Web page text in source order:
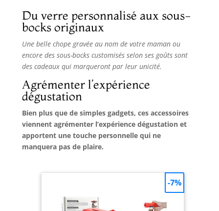
Du verre personnalisé aux sous-
bocks originaux
Une belle chope gravée au nom de votre maman ou
encore des sous-bocks customisés selon ses goûts sont
des cadeaux qui marqueront par leur unicité.
Agrémenter l’expérience
dégustation
Bien plus que de simples gadgets, ces accessoires
viennent agrémenter l’expérience dégustation et
apportent une touche personnelle qui ne
manquera pas de plaire.
-7%